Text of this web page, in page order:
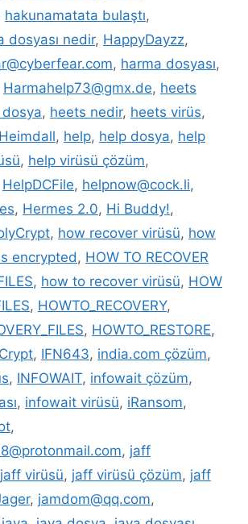
hakunamatata bulaştı,
dosyası nedir, HappyDayzz,
, harma dosyası,
Harmahelp73@gmx.de, heets
, heets nedir, heets virüs,
Heimdall, help, help dosya, help
, help virüsü çözüm,
HelpDCFile, helpnow@cock.li,
, Hermes 2.0, Hi Buddy!,
, how recover virüsü, how
encrypted, HOW TO RECOVER
, how to recover virüsü, HOW
, HOWTO_RECOVERY,
, HOWTO_RESTORE,
, IFN643, india.com çözüm,
, INFOWAIT, infowait çözüm,
, infowait virüsü, iRansom,
,
, jaff
jaff virüsü, jaff virüsü çözüm, jaff
, jamdom@qq.com,